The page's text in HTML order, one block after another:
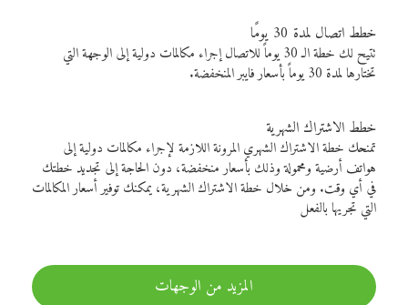
خطط اتصال لمدة 30 يومًا
تتيح لك خطة الـ 30 يوماً للاتصال إجراء مكالمات دولية إلى الوجهة التي
تختارها لمدة 30 يوماً بأسعار فايبر المنخفضة.
خطط الاشتراك الشهرية
تمنحك خطة الاشتراك الشهري المرونة اللازمة لإجراء مكالمات دولية إلى
هواتف أرضية ومحمولة وذلك بأسعار منخفضة، دون الحاجة إلى تجديد خطتك
في أي وقت. ومن خلال خطة الاشتراك الشهرية، يمكنك توفير أسعار المكالمات
التي تجريها بالفعل
المزيد من الوجهات